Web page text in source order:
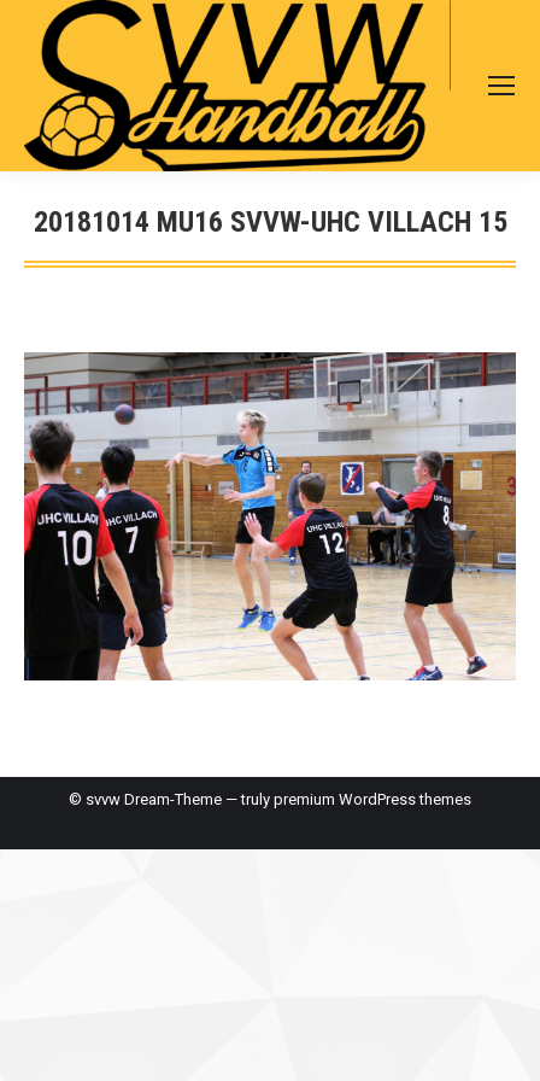
Search:
20181014 MU16 SVVW-UHC VILLACH 15
Sie befinden sich hier:
© svvw Dream-Theme — truly premium WordPress themes